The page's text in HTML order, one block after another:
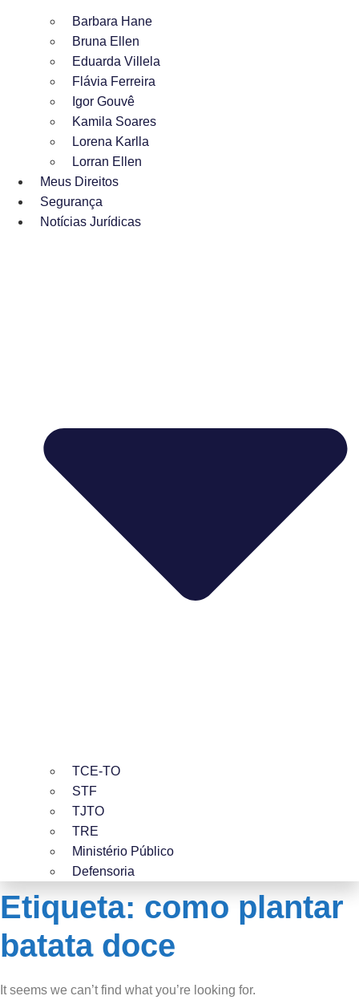
Barbara Hane
Bruna Ellen
Eduarda Villela
Flávia Ferreira
Igor Gouvê
Kamila Soares
Lorena Karlla
Lorran Ellen
Meus Direitos
Segurança
Notícias Jurídicas
TCE-TO
STF
TJTO
TRE
Ministério Público
Defensoria
Etiqueta: como plantar
batata doce
It seems we can’t find what you’re looking for.